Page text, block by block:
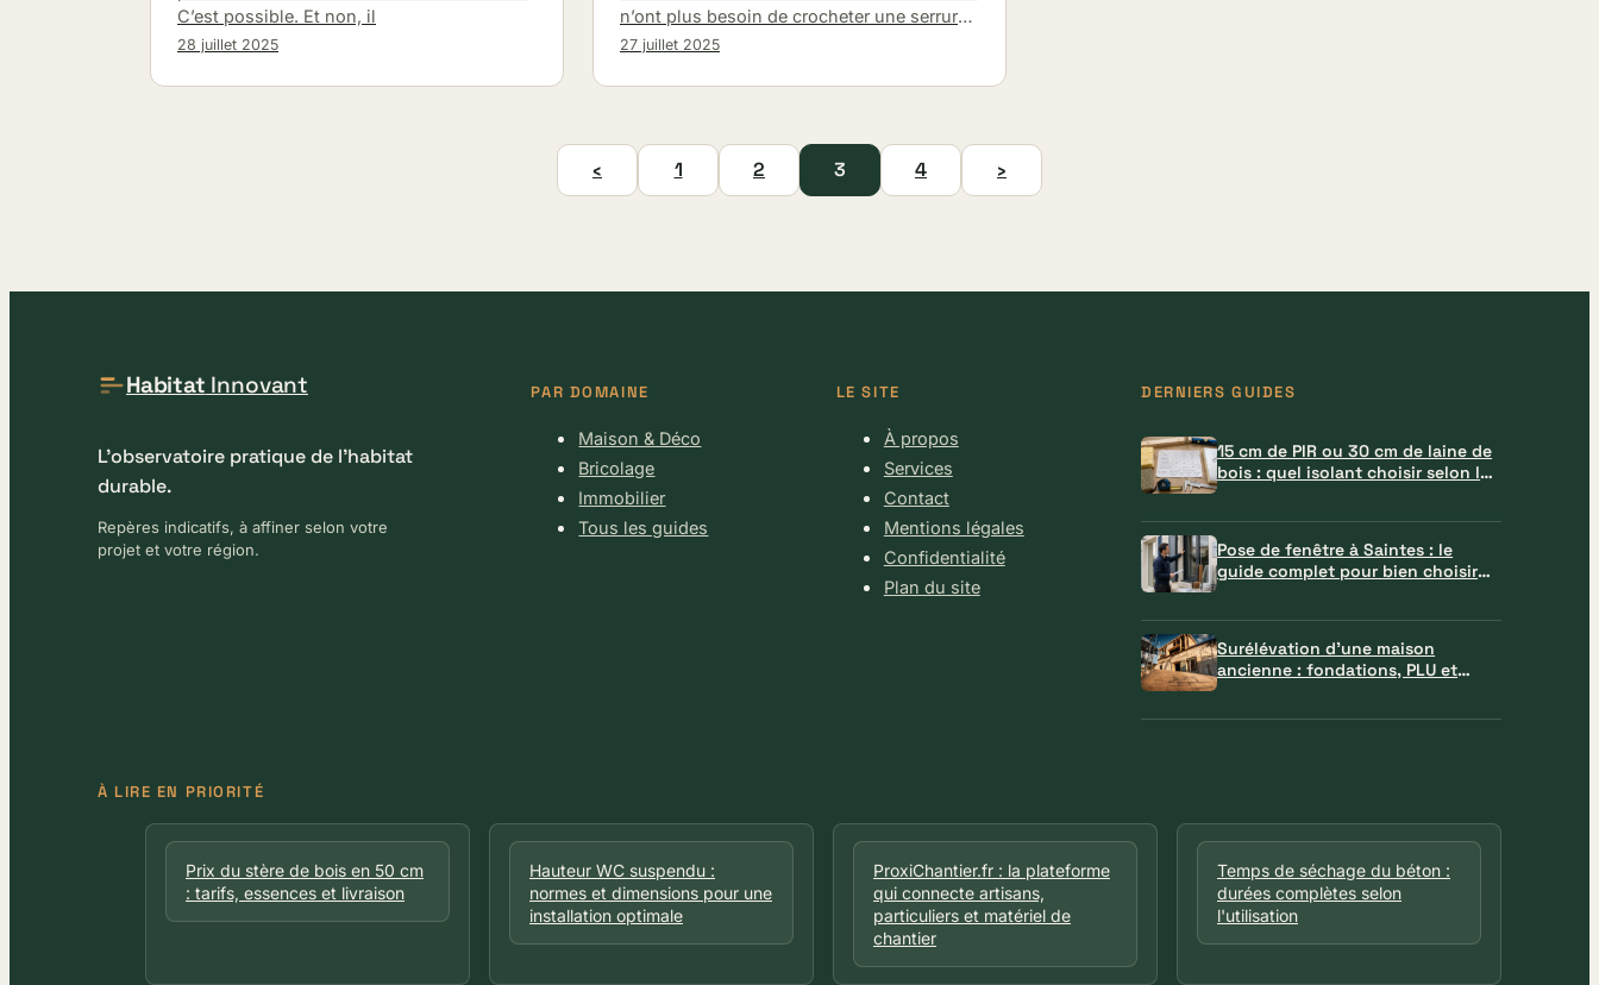
28 juillet 2025
C’est possible. Et non, il
27 juillet 2025
n’ont plus besoin de crocheter une serrure
pour entrer chez
‹ 1 2 3 4 ›
Habitat Innovant
L'observatoire pratique de l'habitat
durable.
Repères indicatifs, à affiner selon votre
projet et votre région.
PAR DOMAINE
Maison & Déco
Bricolage
Immobilier
Tous les guides
LE SITE
À propos
Services
Contact
Mentions légales
Confidentialité
Plan du site
DERNIERS GUIDES
15 cm de PIR ou 30 cm de laine de
bois : quel isolant choisir selon la
Pose de fenêtre à Saintes : le
guide complet pour bien choisir
Surélévation d’une maison
ancienne : fondations, PLU et
À LIRE EN PRIORITÉ
Prix du stère de bois en 50 cm
: tarifs, essences et livraison
Hauteur WC suspendu :
normes et dimensions pour une
installation optimale
ProxiChantier.fr : la plateforme
qui connecte artisans,
particuliers et matériel de
chantier
Temps de séchage du béton :
durées complètes selon
l'utilisation